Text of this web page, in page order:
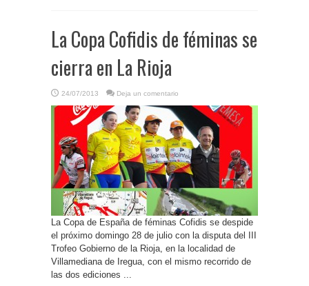
La Copa Cofidis de féminas se
cierra en La Rioja
24/07/2013 Deja un comentario
La Copa de España de féminas Cofidis se despide
el próximo domingo 28 de julio con la disputa del III
Trofeo Gobierno de la Rioja, en la localidad de
Villamediana de Iregua, con el mismo recorrido de
las dos ediciones ...